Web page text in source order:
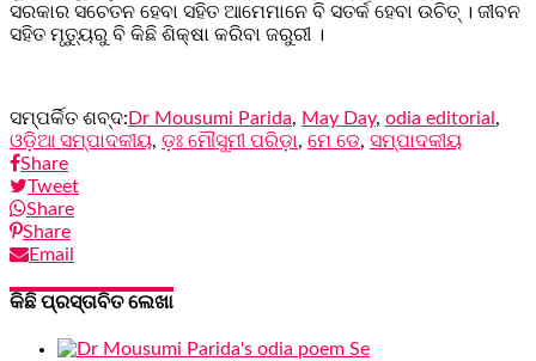
ସରକାର ସଚେତନ ହେବା ସହିତ ଆମେମାନେ ବି ସତର୍କ ହେବା ଉଚିତ୍ । ଜୀବନ
ସହିତ ମୃତ୍ୟୁରୁ ବି କିଛି ଶିକ୍ଷା କରିବା ଜରୁରୀ ।
ସମ୍ପର୍କିତ ଶବ୍ଦ: Dr Mousumi Parida, May Day, odia editorial ,
ଓଡ଼ିଆ ସମ୍ପାଦକୀୟ, ଡ଼ଃ ମୌସୁମୀ ପରିଡ଼ା, ମେ ଡେ, ସମ୍ପାଦକୀୟ
Share
Tweet
Share
Share
Email
କିଛି ପ୍ରସ୍ତାବିତ ଲେଖା